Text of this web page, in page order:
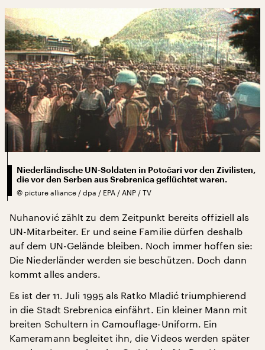
Niederländische UN-Soldaten in Potočari vor den Zivilisten,
die vor den Serben aus Srebrenica geflüchtet waren.
© picture alliance / dpa / EPA / ANP / TV
Nuhanović zählt zu dem Zeitpunkt bereits offiziell als
UN-Mitarbeiter. Er und seine Familie dürfen deshalb
auf dem UN-Gelände bleiben. Noch immer hoffen sie:
Die Niederländer werden sie beschützen. Doch dann
kommt alles anders.
Es ist der 11. Juli 1995 als Ratko Mladić triumphierend
in die Stadt Srebrenica einfährt. Ein kleiner Mann mit
breiten Schultern in Camouflage-Uniform. Ein
Kameramann begleitet ihn, die Videos werden später